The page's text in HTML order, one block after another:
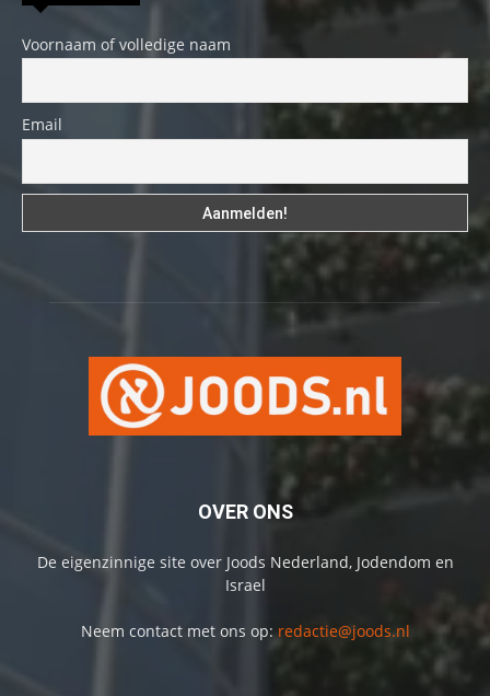
Voornaam of volledige naam
Email
OVER ONS
De eigenzinnige site over Joods Nederland, Jodendom en
Israel
Neem contact met ons op: redactie@joods.nl